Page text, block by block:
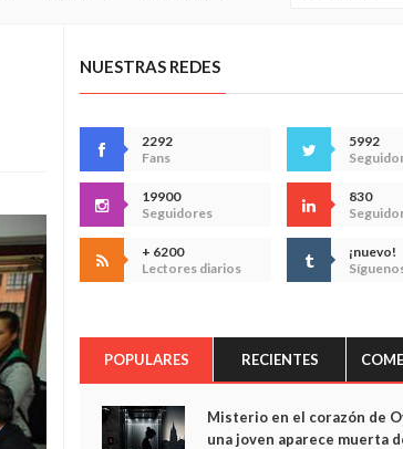
NUESTRAS REDES
2292
Fans
5992
19900
Seguidores
830
+ 6200
Lectores diarios
¡nuevo!
POPULARES RECIENTES
Misterio en el corazón de
una joven aparece muerta